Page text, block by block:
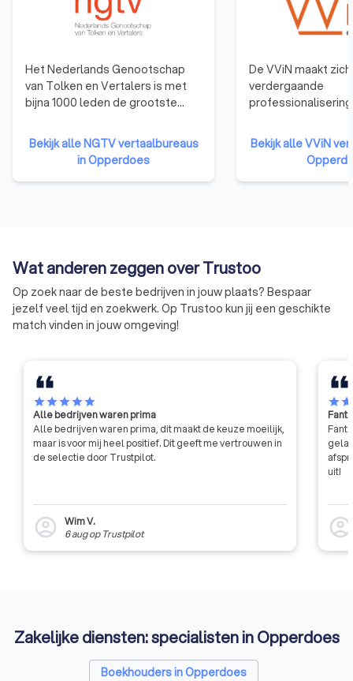
Het Nederlands Genootschap
van Tolken en Vertalers is met
bijna 1000 leden de grootste
vertalers in Nederland. Met
specialisten in vrijwel alle talen
en vakgebieden, waaronder
beëdigd vertalers en beëdigd
Bekijk alle NGTV vertaalbureaus
in Opperdoes
De VViN maakt
verdergaande
professionalisering
vertaalsector. Het
dat klanten er op
vertrouwen dat ze
krijgen die voldoen
Bekijk alle VViN
Wat anderen zeggen over Trustoo
Op zoek naar de beste bedrijven in jouw plaats? Bespaar
jezelf veel tijd en zoekwerk. Op Trustoo kun jij een geschikte
match vinden in jouw omgeving!
starstarstarstarstar
Alle bedrijven waren prima
Alle bedrijven waren prima, dit maakt de keuze moeilijk,
maar is voor mij heel positief. Dit geeft me vertrouwen in
de selectie door Trustpilot.
account_circle
Wim V.
6 augop Trustpilot
starstar
uit!
account_circle
Zakelijke diensten: specialisten in Opperdoes
Boekhouders in Opperdoes